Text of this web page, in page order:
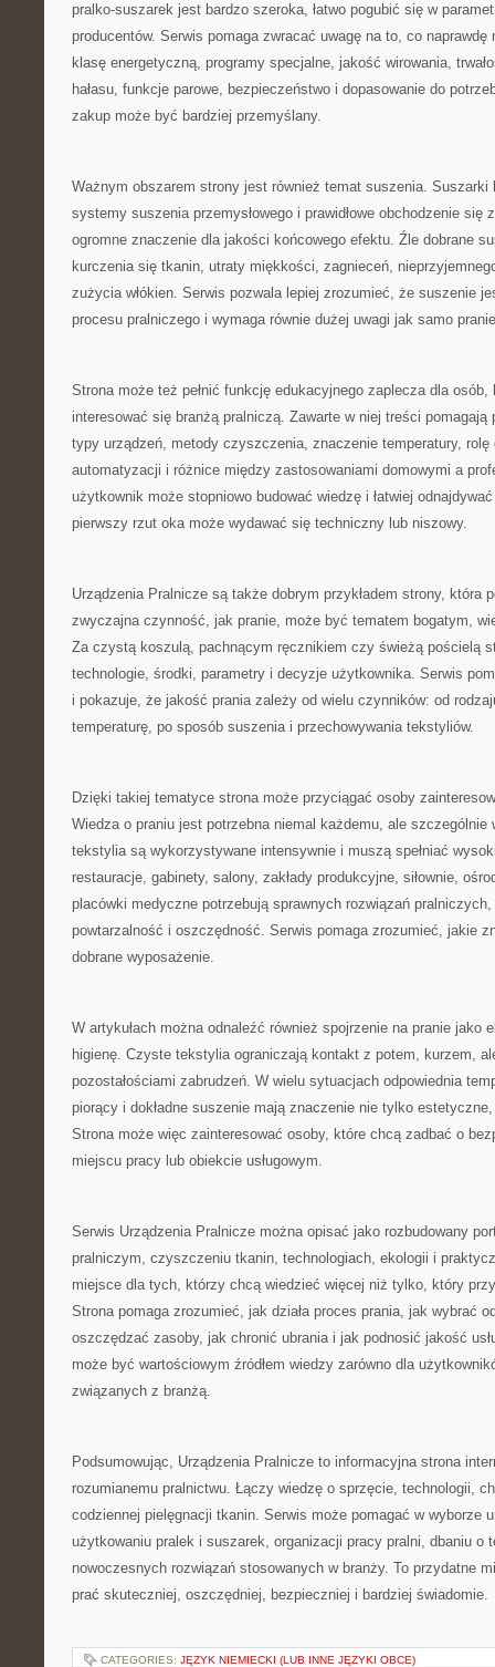
pralko-suszarek jest bardzo szeroka, łatwo pogubić się w
producentów. Serwis pomaga zwracać uwagę na to, co
klasę energetyczną, programy specjalne, jakość wirowania,
hałasu, funkcje parowe, bezpieczeństwo i dopasowanie do
zakup może być bardziej przemyślany.
Ważnym obszarem strony jest również temat suszenia. Suszarki
systemy suszenia przemysłowego i prawidłowe obchodzenie
ogromne znaczenie dla jakości końcowego efektu. Źle dobrane
kurczenia się tkanin, utraty miękkości, zagnieceń,
zużycia włókien. Serwis pozwala lepiej zrozumieć, że suszenie
procesu pralniczego i wymaga równie dużej uwagi jak samo
Strona może też pełnić funkcję edukacyjnego zaplecza dla
interesować się branżą pralniczą. Zawarte w niej treści pomagają
typy urządzeń, metody czyszczenia, znaczenie temperatury, rolę
automatyzacji i różnice między zastosowaniami domowymi a
użytkownik może stopniowo budować wiedzę i łatwiej
pierwszy rzut oka może wydawać się techniczny lub niszowy.
Urządzenia Pralnicze są także dobrym przykładem strony, która
zwyczajna czynność, jak pranie, może być tematem bogatym,
Za czystą koszulą, pachnącym ręcznikiem czy świeżą pościelą
technologie, środki, parametry i decyzje użytkownika. Serwis
i pokazuje, że jakość prania zależy od wielu czynników: od
temperaturę, po sposób suszenia i przechowywania tekstyliów.
Dzięki takiej tematyce strona może przyciągać osoby
Wiedza o praniu jest potrzebna niemal każdemu, ale
tekstylia są wykorzystywane intensywnie i muszą spełniać
restauracje, gabinety, salony, zakłady produkcyjne, siłownie,
placówki medyczne potrzebują sprawnych rozwiązań
powtarzalność i oszczędność. Serwis pomaga zrozumieć, jakie
dobrane wyposażenie.
W artykułach można odnaleźć również spojrzenie na pranie jako
higienę. Czyste tekstylia ograniczają kontakt z potem, kurzem,
pozostałościami zabrudzeń. W wielu sytuacjach odpowiednia
piorący i dokładne suszenie mają znaczenie nie tylko
Strona może więc zainteresować osoby, które chcą zadbać o
miejscu pracy lub obiekcie usługowym.
Serwis Urządzenia Pralnicze można opisać jako rozbudowany
pralniczym, czyszczeniu tkanin, technologiach, ekologii i
miejsce dla tych, którzy chcą wiedzieć więcej niż tylko, który
Strona pomaga zrozumieć, jak działa proces prania, jak wybrać
oszczędzać zasoby, jak chronić ubrania i jak podnosić jakość
może być wartościowym źródłem wiedzy zarówno dla
związanych z branżą.
Podsumowując, Urządzenia Pralnicze to informacyjna strona
rozumianemu pralnictwu. Łączy wiedzę o sprzęcie, technologii,
codziennej pielęgnacji tkanin. Serwis może pomagać w wyborze
użytkowaniu pralek i suszarek, organizacji pracy pralni, dbaniu o
nowoczesnych rozwiązań stosowanych w branży. To przydatne
prać skuteczniej, oszczędniej, bezpieczniej i bardziej świadomie.
CATEGORIES: JĘZYK NIEMIECKI (LUB INNE JĘZYKI OBCE)